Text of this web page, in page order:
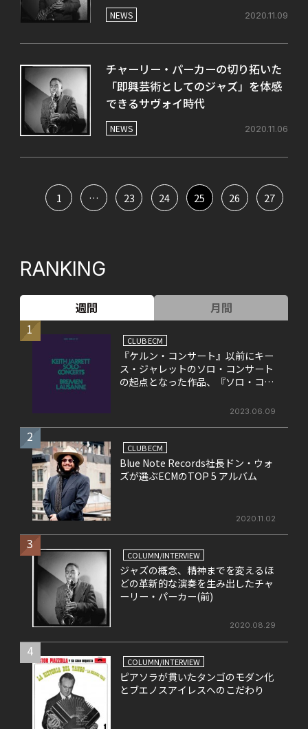
NEWS 2020.11.09
チャーリー・パーカーの切り拓いた
「即興芸術としてのジャズ」を体感
できるサヴォイ時代
NEWS 2020.11.06
1 … 23 24 25 26 27
RANKING
週間
月間
1
CLUB ECM
『ケルン・コンサート』以前にキー
ス・ジャレットのソロ・コンサート
の起点となった作品、『ソロ・コン
2023.06.09
2
CLUB ECM
Blue Note Records社長ドン・ウォ
ズが選ぶECMのTOP 5 アルバム
2020.11.02
3
COLUMN/INTERVIEW
ジャズの概念、精神までを変えるほ
どの革新的な演奏を生み出したチャ
ーリー・パーカー(前)
2020.08.29
4
COLUMN/INTERVIEW
ピアソラが貫いたタンゴのモダン化
とブエノスアイレスへのこだわり